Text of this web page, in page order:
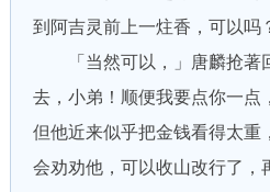
到阿吉灵前上一炷香，可以吗
「当然可以，」唐麟抢著
去，小弟！顺便我要点你一点
但他近来似乎把金钱看得太重
会劝劝他，可以收山改行了，